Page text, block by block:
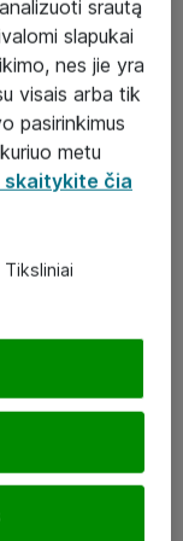
srautą
slapukai
nes jie yra
visais arba tik
pasirinkimus
metu
skaitykite čia
Tiksliniai